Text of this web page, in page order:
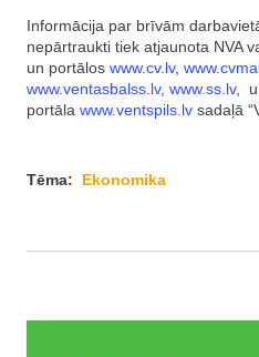
Informācija par brīvām
nepārtraukti tiek atjaunota NVA
un portālos www.cv.lv,
www.ventasbalss.lv, www.ss.lv,
portāla www.ventspils.lv sadaļā
Tēma: Ekonomika